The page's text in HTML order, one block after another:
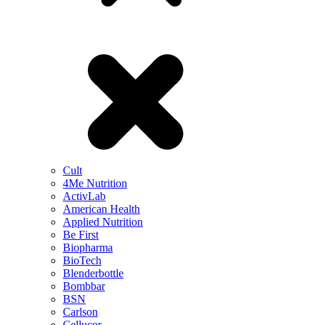
Cult
4Me Nutrition
ActivLab
American Health
Applied Nutrition
Be First
Biopharma
BioTech
Blenderbottle
Bombbar
BSN
Carlson